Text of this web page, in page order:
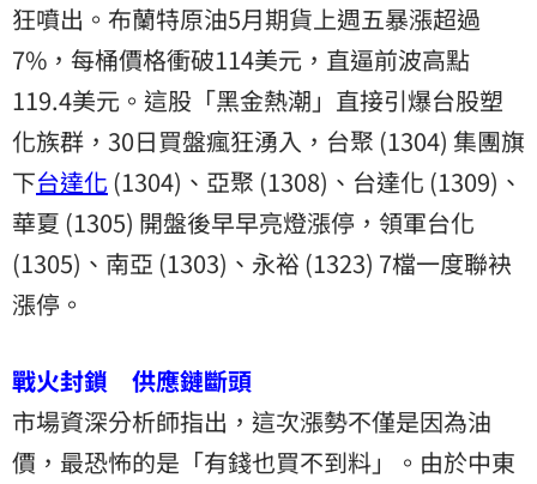
狂噴出。布蘭特原油5月期貨上週五暴漲超過
7%，每桶價格衝破114美元，直逼前波高點
119.4美元。這股「黑金熱潮」直接引爆台股塑
化族群，30日買盤瘋狂湧入，台聚 (1304) 集團旗
下台達化 (1304)、亞聚 (1308)、台達化 (1309)、
華夏 (1305) 開盤後早早亮燈漲停，領軍台化
(1305)、南亞 (1303)、永裕 (1323) 7檔一度聯袂
漲停。
戰火封鎖 供應鏈斷頭
市場資深分析師指出，這次漲勢不僅是因為油
價 ，最恐怖的是「有錢也買不到料」。由於中東